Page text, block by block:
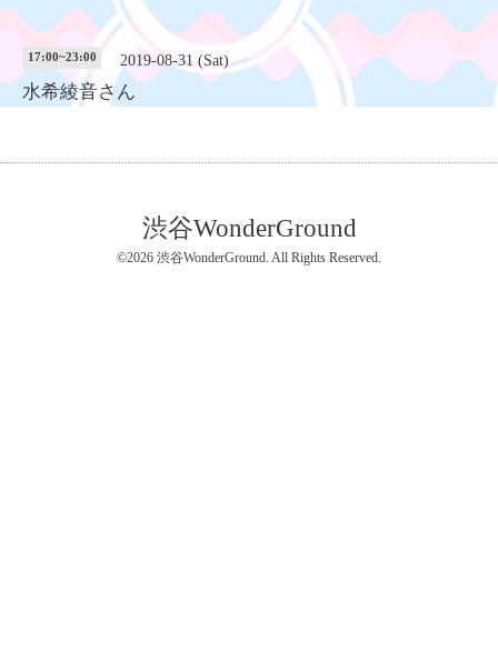
17:00~23:00 2019-08-31 (Sat)
水希綾音さん
渋谷WonderGround
©2026 渋谷WonderGround. All Rights Reserved.